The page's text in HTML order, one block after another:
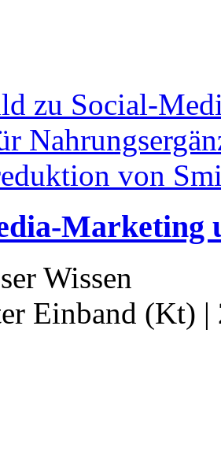
Marketing
Wissen
Einband (Kt) |